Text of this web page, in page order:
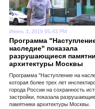
Июнь 3, 2019 05:43 PM
Программа
наследие" показала
разрушающиеся
архитектуры Москвы
Программа "Наступление на
которая более трех лет
города России на сохранность
застройки, показала
памятники архитектуры Москвы.